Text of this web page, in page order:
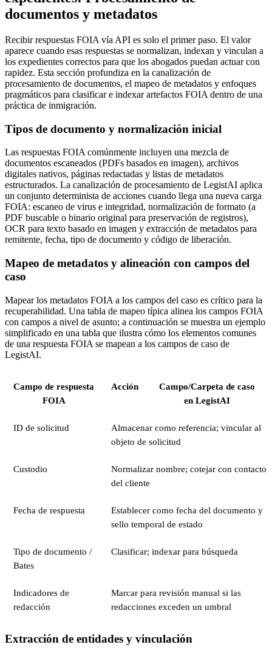
documentos y metadatos
Recibir respuestas FOIA vía API es solo el primer paso. El valor
aparece cuando esas respuestas se normalizan, indexan y vinculan a
los expedientes correctos para que los abogados puedan actuar con
rapidez. Esta sección profundiza en la canalización de
procesamiento de documentos, el mapeo de metadatos y enfoques
pragmáticos para clasificar e indexar artefactos FOIA dentro de una
práctica de inmigración.
Tipos de documento y normalización inicial
Las respuestas FOIA comúnmente incluyen una mezcla de
documentos escaneados (PDFs basados en imagen), archivos
digitales nativos, páginas redactadas y listas de metadatos
estructurados. La canalización de procesamiento de LegistAI aplica
un conjunto determinista de acciones cuando llega una nueva carga
FOIA: escaneo de virus e integridad, normalización de formato (a
PDF buscable o binario original para preservación de registros),
OCR para texto basado en imagen y extracción de metadatos para
remitente, fecha, tipo de documento y código de liberación.
Mapeo de metadatos y alineación con campos del
caso
Mapear los metadatos FOIA a los campos del caso es crítico para la
recuperabilidad. Una tabla de mapeo típica alinea los campos FOIA
con campos a nivel de asunto; a continuación se muestra un ejemplo
simplificado en una tabla que ilustra cómo los elementos comunes
de una respuesta FOIA se mapean a los campos de caso de
LegistAI.
Campo de respuesta
FOIA
Acción
Campo/Carpeta de caso
en LegistAI
ID de solicitud
Almacenar como referencia; vincular al
objeto de solicitud
Custodio
Normalizar nombre; cotejar con contacto
del cliente
Fecha de respuesta
Establecer como fecha del documento y
sello temporal de estado
Tipo de documento /
Bates
Clasificar; indexar para búsqueda
Indicadores de
redacción
Marcar para revisión manual si las
redacciones exceden un umbral
Extracción de entidades y vinculación